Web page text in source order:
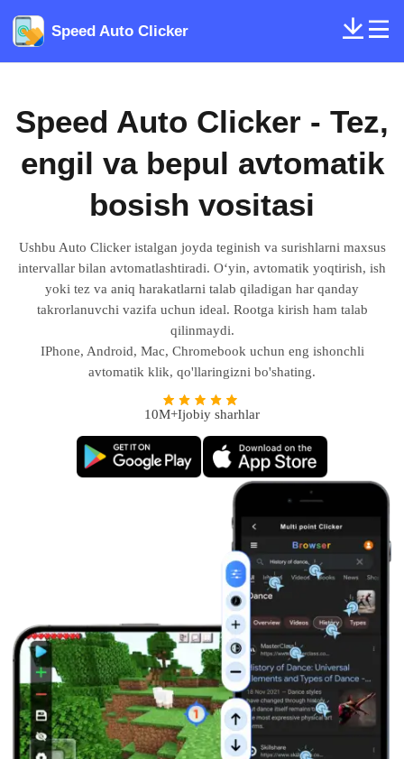
Speed Auto Clicker
Speed ​​​​Auto Clicker - Tez,
engil va bepul avtomatik
bosish vositasi
Ushbu Auto Clicker istalgan joyda teginish va surishlarni maxsus
intervallar bilan avtomatlashtiradi. Oʻyin, avtomatik yoqtirish, ish
yoki tez va aniq harakatlarni talab qiladigan har qanday
takrorlanuvchi vazifa uchun ideal. Rootga kirish ham talab
qilinmaydi.
IPhone, Android, Mac, Chromebook uchun eng ishonchli
avtomatik klik, qo'llaringizni bo'shating.
10M+Ijobiy sharhlar